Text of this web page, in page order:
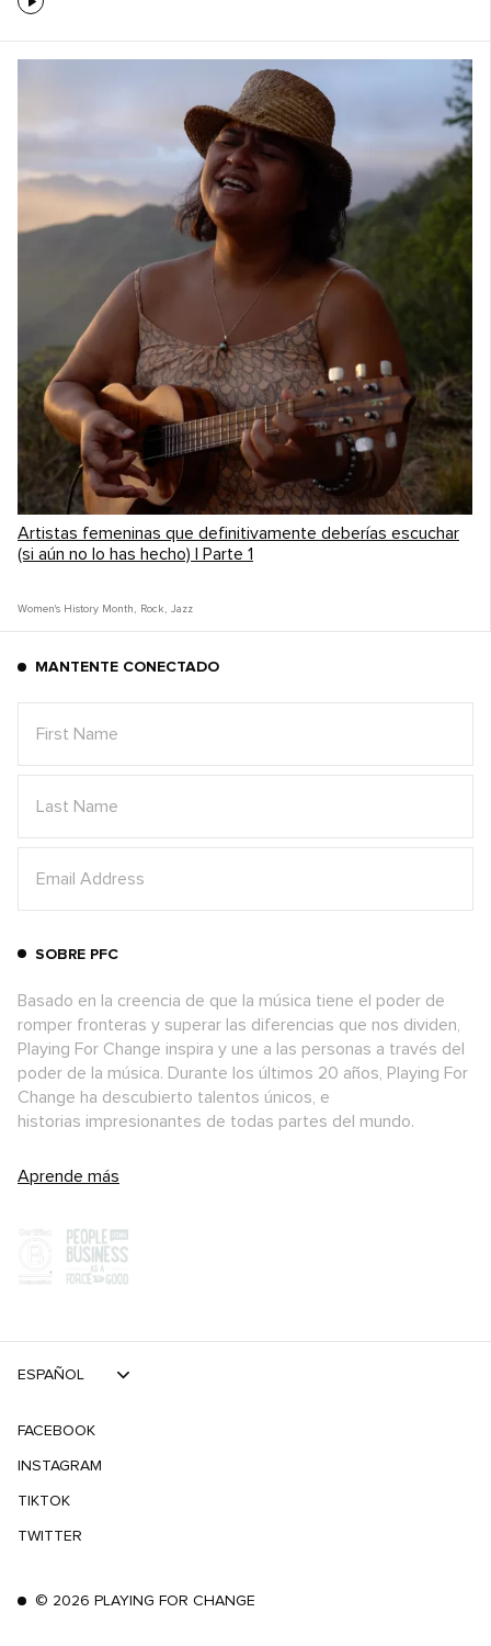
Artistas femeninas que definitivamente deberías escuchar
(si aún no lo has hecho) | Parte 1
Women's History Month , Rock , Jazz
MANTENTE CONECTADO
SOBRE PFC
Basado en la creencia de que la música tiene el poder de
romper fronteras y superar las diferencias que nos dividen,
Playing For Change inspira y une a las personas a través del
poder de la música. Durante los últimos 20 años, Playing For
Change ha descubierto talentos únicos, e
historias impresionantes de todas partes del mundo.
Aprende más
© 2026 PLAYING FOR CHANGE
FACEBOOK
INSTAGRAM
TIKTOK
TWITTER
ESPAÑOL